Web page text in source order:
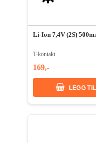
Li-Ion 7,4V (2S)
T-kontakt
169,-
LEGG